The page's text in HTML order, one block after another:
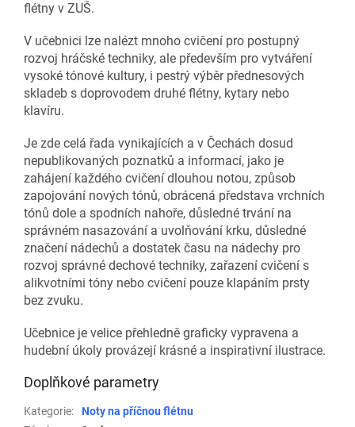
flétny v ZUŠ.
V učebnici lze nalézt mnoho cvičení pro postupný
rozvoj hráčské techniky, ale především pro vytváření
vysoké tónové kultury, i pestrý výběr přednesových
skladeb s doprovodem druhé flétny, kytary nebo
klavíru.
Je zde celá řada vynikajících a v Čechách dosud
nepublikovaných poznatků a informací, jako je
zahájení každého cvičení dlouhou notou, způsob
zapojování nových tónů, obrácená představa vrchních
tónů dole a spodních nahoře, důsledné trvání na
správném nasazování a uvolňování krku, důsledné
značení nádechů a dostatek času na nádechy pro
rozvoj správné dechové techniky, zařazení cvičení s
alikvotními tóny nebo cvičení pouze klapáním prsty
bez zvuku.
Učebnice je velice přehledně graficky vypravena a
hudební úkoly provázejí krásné a inspirativní ilustrace.
Doplňkové parametry
Kategorie:
Noty na příčnou flétnu